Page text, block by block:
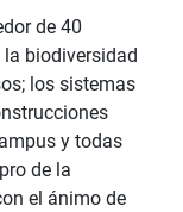
de 40
biodiversidad
los sistemas
y todas
de la
el ánimo de